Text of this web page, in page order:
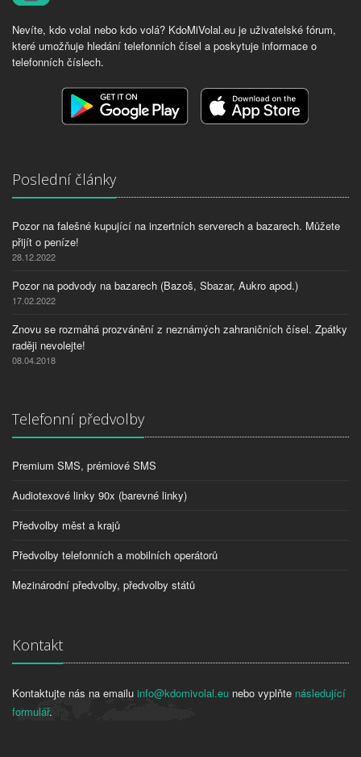
Nevíte, kdo volal nebo kdo volá? KdoMiVolal.eu je uživatelské fórum,
které umožňuje hledání telefonních čísel a poskytuje informace o
telefonních číslech.
Poslední články
Pozor na falešné kupující na inzertních serverech a bazarech. Můžete
přijít o peníze!
28.12.2022
Pozor na podvody na bazarech (Bazoš, Sbazar, Aukro apod.)
17.02.2022
Znovu se rozmáhá prozvánění z neznámých zahraničních čísel. Zpátky
raději nevolejte!
08.04.2018
Telefonní předvolby
Premium SMS, prémiové SMS
Audiotexové linky 90x (barevné linky)
Předvolby měst a krajů
Předvolby telefonních a mobilních operátorů
Mezinárodní předvolby, předvolby států
Kontakt
Kontaktujte nás na emailu info@kdomivolal.eu nebo vyplňte následující
formulář.